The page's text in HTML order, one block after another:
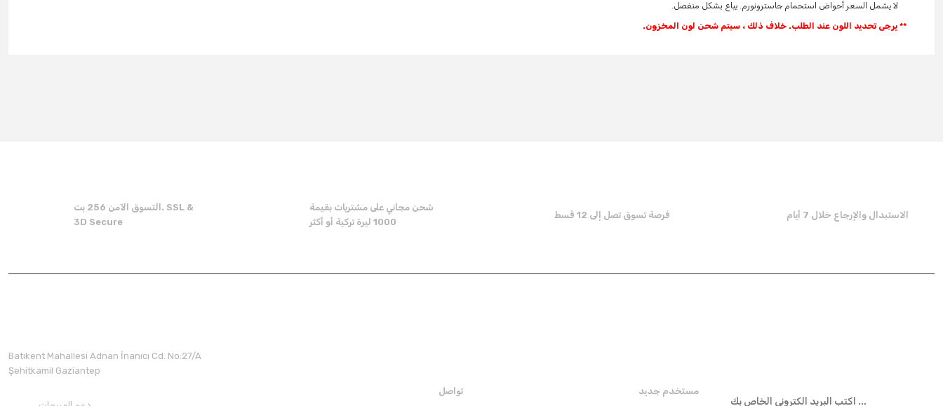
لا يشمل السعر أحواض استحمام جاسترونورم. يباع بشكل منفصل.
** يرجى تحديد اللون عند الطلب. خلاف ذلك ، سيتم شحن لون المخزون.
There should be other alternatives to this product.
التسوق الآمن 256 بت. SSL &
3D Secure
شحن مجاني على مشتريات بقيمة
1000 ليرة تركية أو أكثر
فرصة تسوق تصل إلى 12 قسط الاستبدال والإرجاع خلال 7 أيام
Batıkent Mahallesi Adnan İnanıcı Cd. No:27/A
Şehitkamil Gaziantep
مستخدم جديد تواصل